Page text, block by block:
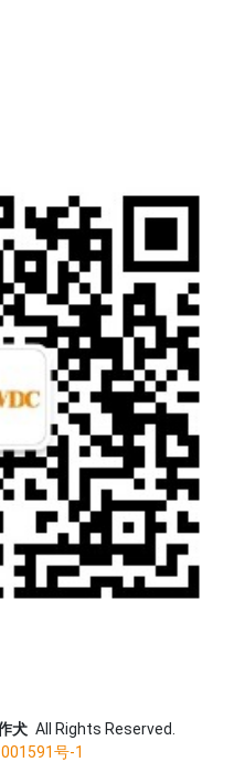
犬 All Rights Reserved.
号-1